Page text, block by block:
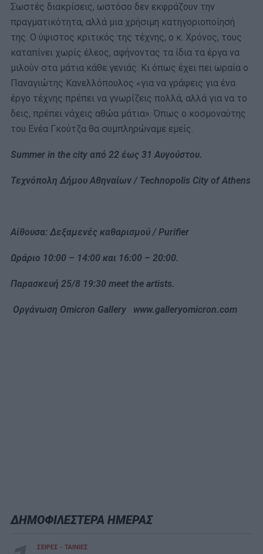
Σωστές διακρίσεις, ωστόσο δεν εκφράζουν την
πραγματικότητα, αλλά μια χρήσιμη κατηγοριοποίησή
της. Ο ύψιστος κριτικός της τέχνης, ο κ. Χρόνος, τους
καταπίνει χωρίς έλεος, αφήνοντας τα ίδια τα έργα να
μιλούν στα μάτια κάθε γενιάς. Κι όπως έχει πει ωραία ο
Παναγιώτης Κανελλόπουλος «για να γράψεις για ένα
έργο τέχνης πρέπει να γνωρίζεις πολλά, αλλά για να το
δεις, πρέπει νάχεις αθώα μάτια». Όπως ο κοσμοναύτης
του Ενέα Γκούτζα θα συμπληρώναμε εμείς.
Summer in the city από 22 έως 31 Αυγούστου.
Τεχνόπολη Δήμου Αθηναίων / Technopolis City of Athens
Αίθουσα: Δεξαμενές καθαρισμού /Purifier
Ωράριο 10:00 – 14:00 και 16:00 – 20:00.
Παρασκευή 25/8 19:30 meet the artists.
Οργάνωση Omicron Gallery www.galleryomicron.com
ΔΗΜΟΦΙΛΕΣΤΕΡΑ ΗΜΕΡΑΣ
ΣΕΙΡΕΣ - ΤΑΙΝΙΕΣ